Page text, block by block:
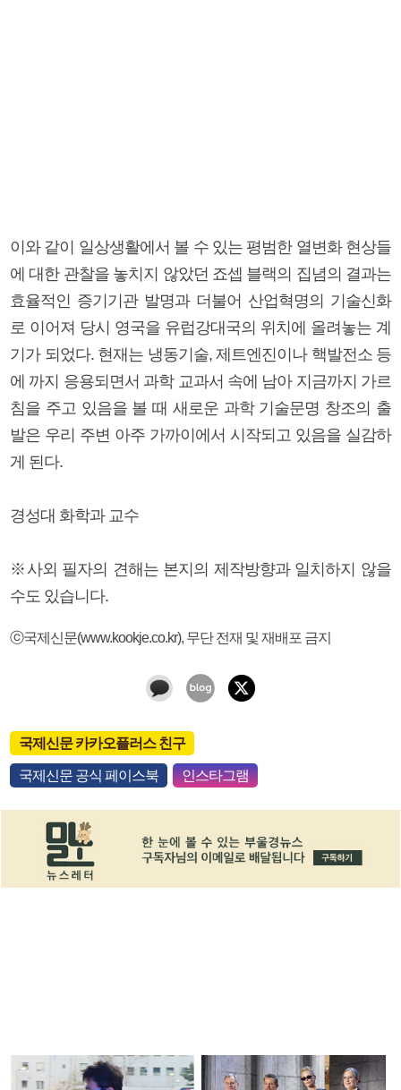
이와 같이 일상생활에서 볼 수 있는 평범한 열변화 현상들
에 대한 관찰을 놓치지 않았던 죠셉 블랙의 집념의 결과는
효율적인 증기기관 발명과 더불어 산업혁명의 기술신화
로 이어져 당시 영국을 유럽강대국의 위치에 올려놓는 계
기가 되었다. 현재는 냉동기술, 제트엔진이나 핵발전소 등
에 까지 응용되면서 과학 교과서 속에 남아 지금까지 가르
침을 주고 있음을 볼 때 새로운 과학 기술문명 창조의 출
발은 우리 주변 아주 가까이에서 시작되고 있음을 실감하
게 된다.
경성대 화학과 교수
※사외 필자의 견해는 본지의 제작방향과 일치하지 않을
수도 있습니다.
ⓒ국제신문(www.kookje.co.kr), 무단 전재 및 재배포 금지
국제신문 카카오플러스 친구
국제신문 공식 페이스북 인스타그램